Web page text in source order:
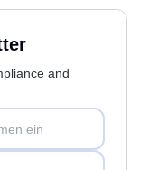
and